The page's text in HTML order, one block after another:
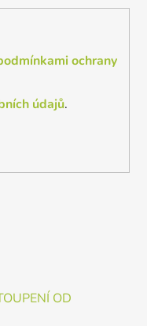
ochrany
údajů.
OD